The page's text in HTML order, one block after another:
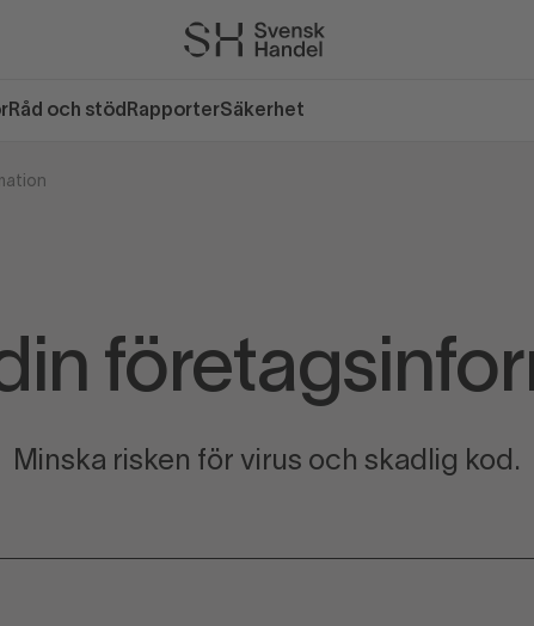
Råd och stöd RapporterSäkerhet
Minska risken för virus och skadlig kod.